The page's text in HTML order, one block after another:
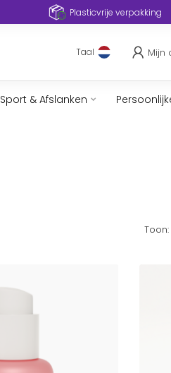
Plasticvrije verpakking
Taal Mijn
Sport & Afslanken
Toon: